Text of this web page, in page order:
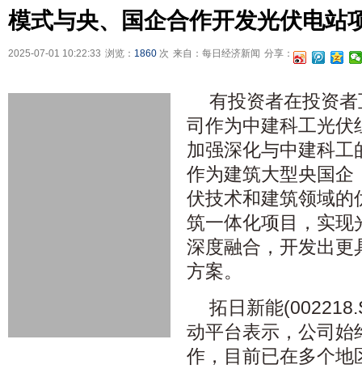
模式与央、国企合作开发光伏电站
2025-07-01 10:22:33 浏览： 1860 次 来自：每日经济新闻 分享：
有投资者在投资
司作为中建科工光伏
加强深化与中建科工
作为建筑大型央国企
伏技术和建筑领域的
筑一体化项目，实现
深度融合，开发出更
方案。
拓日新能
动平台表示，公司始
作，目前已在多个地